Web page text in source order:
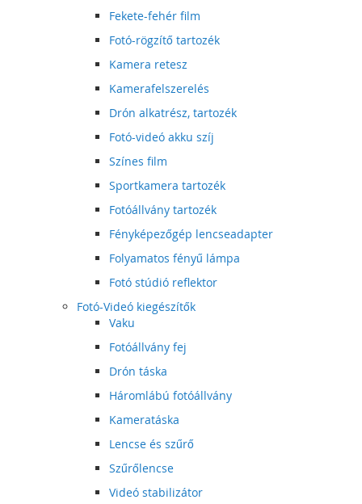
Fekete-fehér film
Fotó-rögzítő tartozék
Kamera retesz
Kamerafelszerelés
Drón alkatrész, tartozék
Fotó-videó akku szíj
Színes film
Sportkamera tartozék
Fotóállvány tartozék
Fényképezőgép lencseadapter
Folyamatos fényű lámpa
Fotó stúdió reflektor
Fotó-Videó kiegészítők
Vaku
Fotóállvány fej
Drón táska
Háromlábú fotóállvány
Kameratáska
Lencse és szűrő
Szűrőlencse
Videó stabilizátor